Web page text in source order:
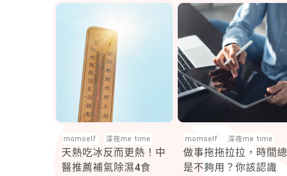
防曬品
momself 深夜me time
天熱吃冰反而更熱！中
醫推薦補氣除濕4食
momself 深夜me time
做事拖拖拉拉，時間總
是不夠用？你該認識